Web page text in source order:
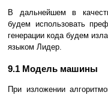
В дальнейшем в
будем использовать
генерации кода будем
языком Лидер.
9.1 Модель машины
При изложении